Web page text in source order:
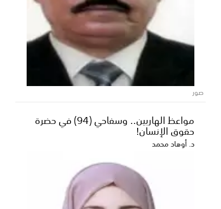
صور
مواعظ الهاربين.. وسفاحي (94) في حضرة
حقوق الإنسان!
د. أوهاد محمد